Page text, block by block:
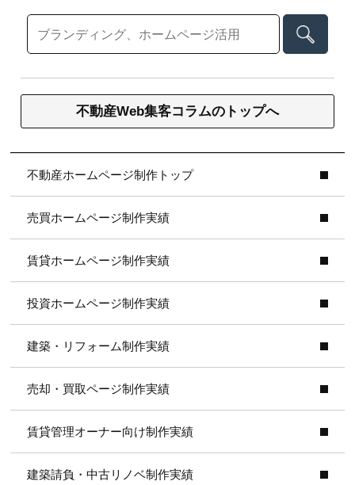
不動産Web集客コラムのトップへ
不動産ホームページ制作トップ
売買ホームページ制作実績
賃貸ホームページ制作実績
投資ホームページ制作実績
建築・リフォーム制作実績
売却・買取ページ制作実績
賃貸管理オーナー向け制作実績
建築請負・中古リノベ制作実績